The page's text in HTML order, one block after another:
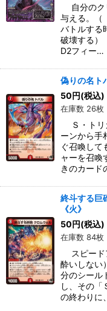
自分のク
与える。（
バトルする
破壊する）
D2フィー…
偽りの名ト
50円(税込)
在庫数 26枚
Ｓ・トリ
ーンから手
ぐ召喚して
ャーを召喚
きのカード
終斗する
《火》
50円(税込)
在庫数 84枚
スピード
酔いしない
分のシール
し、その「
の終わりに